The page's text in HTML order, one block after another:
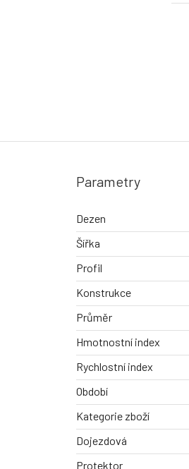
Parametry
Dezen
Šířka
Profil
Konstrukce
Průměr
Hmotnostní index
Rychlostní index
Období
Kategorie zboží
Dojezdová
Protektor